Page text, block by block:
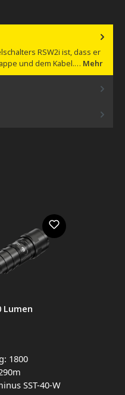
RSW2i ist, dass er
und dem Kabel.… Mehr
Lumen
1800
SST-40-W